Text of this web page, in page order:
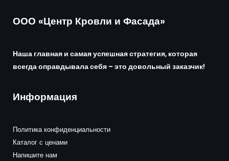
ООО «Центр Кровли и Фасада»
Наша главная и самая успешная стратегия, которая
всегда оправдывала себя – это довольный заказчик!
Информация
Политика конфиденциальности
Каталог с ценами
Напишите нам